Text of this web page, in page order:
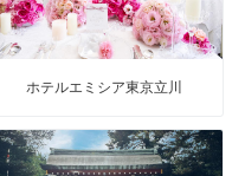
ホテルエミシア東京立川